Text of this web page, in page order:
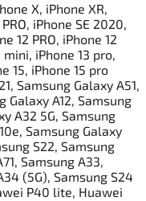
X, iPhone XR,
iPhone SE 2020,
12 PRO, iPhone 12
mini, iPhone 13 pro,
15, iPhone 15 pro
Samsung Galaxy A51,
Galaxy A12, Samsung
A32 5G, Samsung
Samsung Galaxy
S22, Samsung
Samsung A33,
(5G), Samsung S24
P40 lite, Huawei